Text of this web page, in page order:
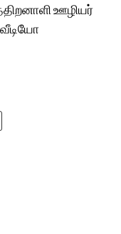
ஊழியர்
வீடியோ